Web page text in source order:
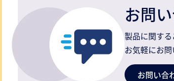
お問
製品に関す
お気軽にお問
お問い合